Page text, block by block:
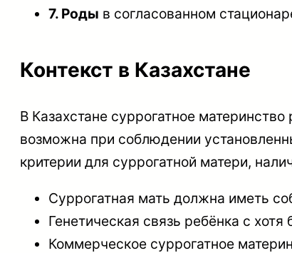
7. Роды в согласованном
Контекст в Казахстане
В Казахстане суррогатное
возможна при соблюдении
критерии для суррогатной матери,
Суррогатная мать должна иметь
Генетическая связь ребёнка с
Коммерческое суррогатное